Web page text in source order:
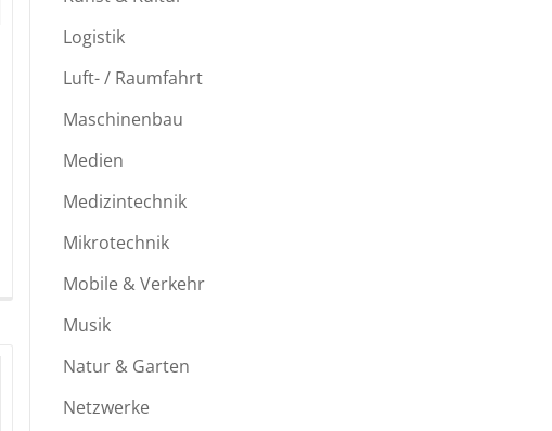
Logistik
Luft- / Raumfahrt
Maschinenbau
Medien
Medizintechnik
Mikrotechnik
Mobile & Verkehr
Musik
Natur & Garten
Netzwerke